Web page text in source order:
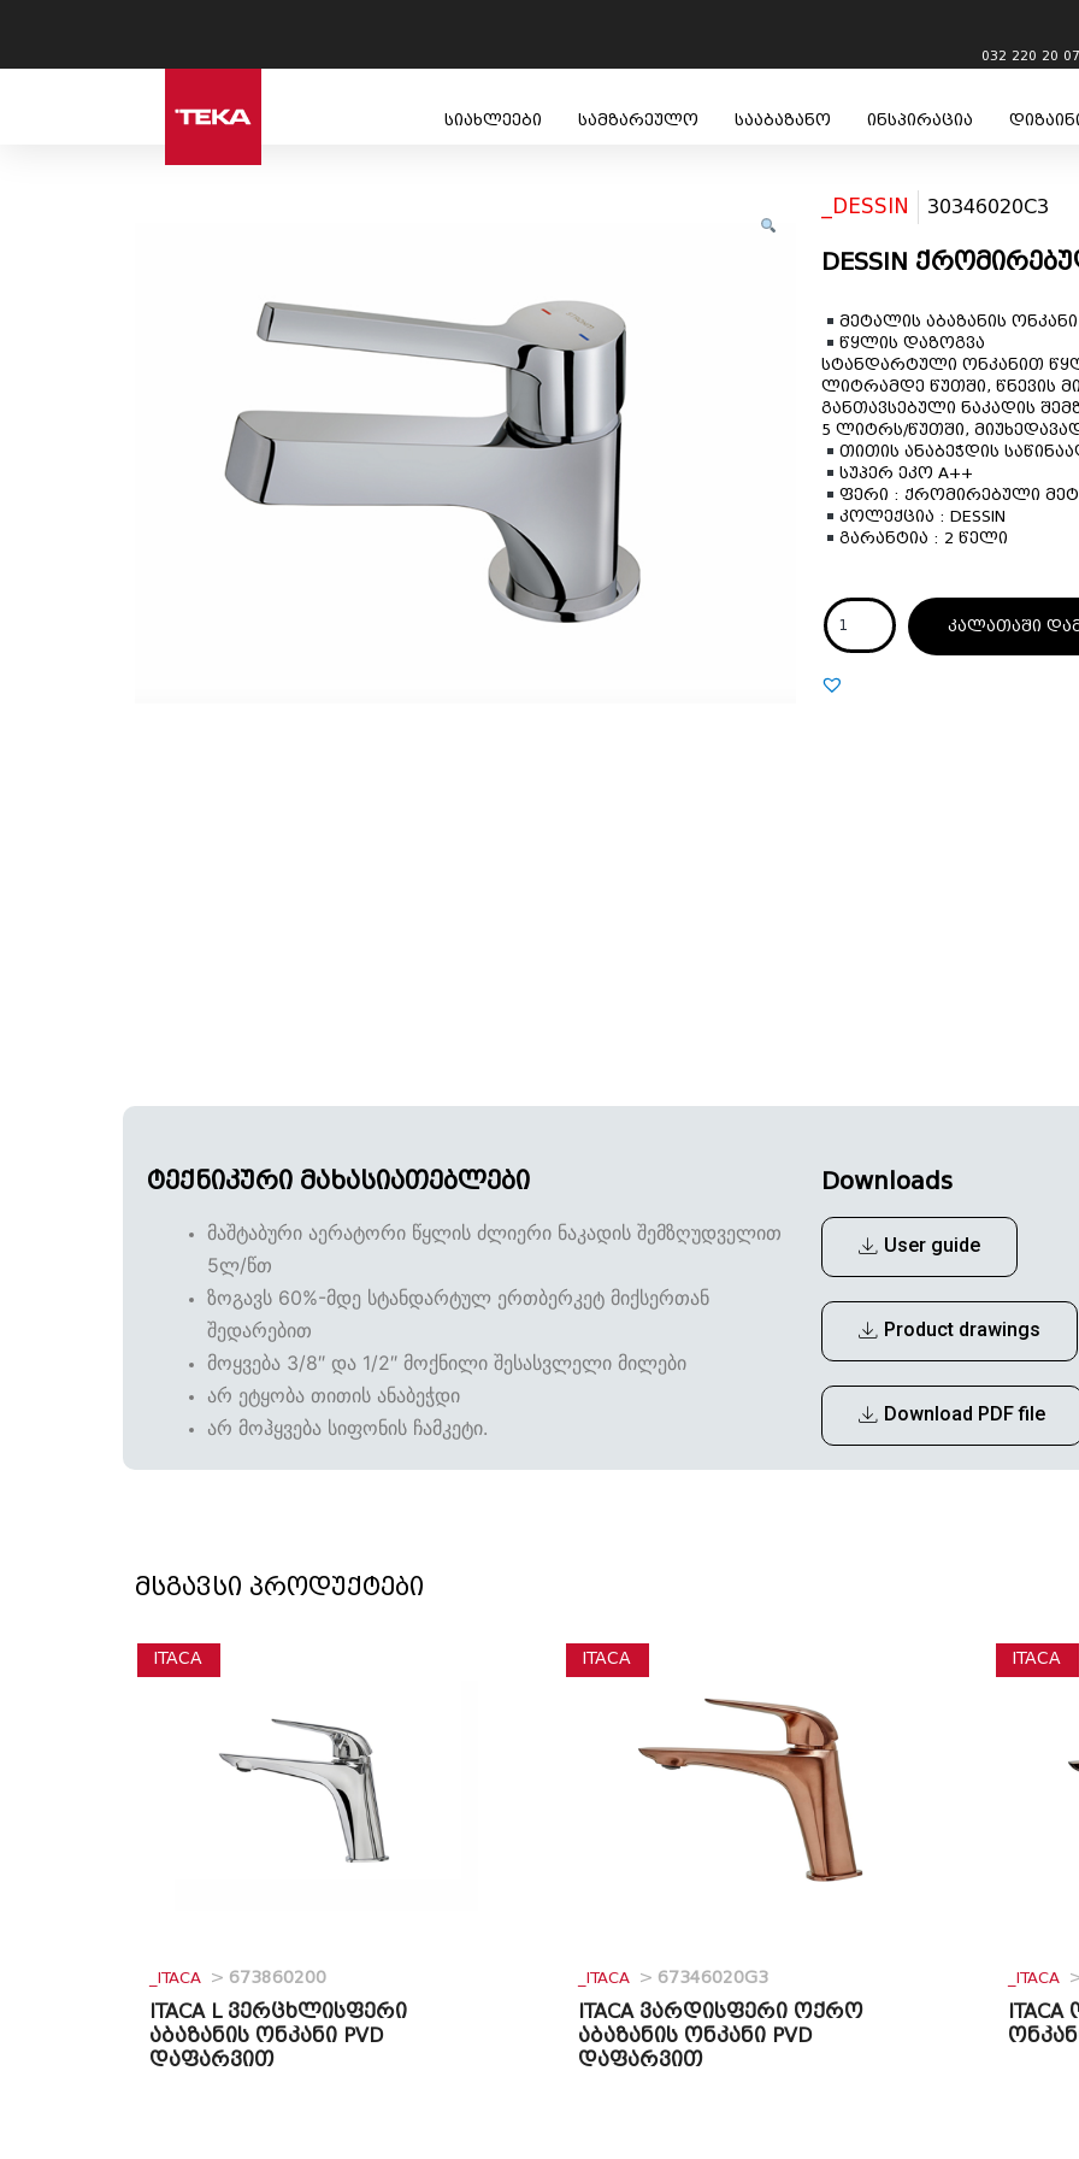
032 220 20 07
სიახლეები სამზარეულო სააბაზანო ინსპირაცია
_DESSIN 30346020C3
DESSIN
მეტალის აბაზანის ონკანი
წყლის დაზოგვა
სტანდარტული ონკანით
ლიტრამდე წუთში, წნევის
განთავსებული ნაკადის
5 ლიტრს/წუთში,
თითის ანაბეჭდის
სუპერ ეკო A++
ფერი : ქრომირებული
კოლექცია : DESSIN
გარანტია : 2 წელი
კალათაში
ტექნიკური მახასიათებლები
მაშტაბური აერატორი წყლის ძლიერი ნაკადის შემზღუდველით
5ლ/წთ
ზოგავს 60%-მდე სტანდარტულ ერთბერკეტ მიქსერთან
შედარებით
მოყვება 3/8″ და 1/2″ მოქნილი შესასვლელი მილები
არ ეტყობა თითის ანაბეჭდი
არ მოჰყვება სიფონის ჩამკეტი.
Downloads
User guide
Product drawings
Download PDF file
მსგავსი პროდუქტები
ITACA
_ITACA > 673860200
ITACA L ვერცხლისფერი
აბაზანის ონკანი PVD
დაფარვით
ITACA
_ITACA > 67346020G3
ITACA ვარდისფერი ოქრო
აბაზანის ონკანი PVD
დაფარვით
ITACA
_ITACA